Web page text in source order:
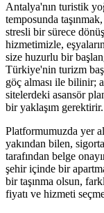
Antalya'nın turistik
temposunda
stresli bir sürece
hizmetimizle,
size huzurlu bir
Türkiye'nin turizm
göç alması ile bilinir;
sitelerdeki asansör
bir yaklaşım gerektirir.
Platformumuzda yer
yakından bilen,
tarafından belge
şehir içinde bir
bir taşınma olsun,
fiyatı ve hizmeti